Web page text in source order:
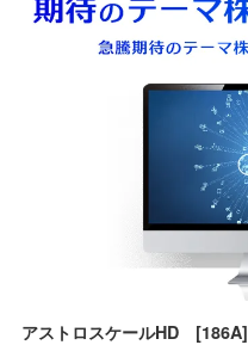
アストロスケールHD [186A]